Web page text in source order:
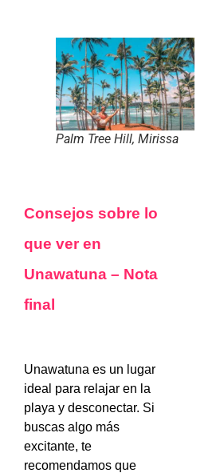
Palm Tree Hill, Mirissa
Consejos sobre lo
que ver en
Unawatuna – Nota
final
Unawatuna es un lugar
ideal para relajar en la
playa y desconectar. Si
buscas algo más
excitante, te
recomendamos que